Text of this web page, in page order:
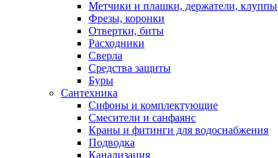
Метчики и плашки, держатели, клуппы
Фрезы, коронки
Отвертки, биты
Расходники
Сверла
Средства защиты
Буры
Сантехника
Сифоны и комплектующие
Смесители и санфаянс
Краны и фитинги для водоснабжения
Подводка
Канализация